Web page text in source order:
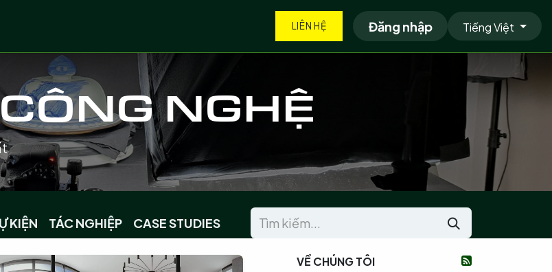
Tuyển dụng Tin tức Sự kiện Báo giá
LIÊN HỆ Đăng nhập Tiếng Việt
NGHỆ
KIỆN TÁC NGHIỆP CASE STUDIES
VỀ CHÚNG TÔI